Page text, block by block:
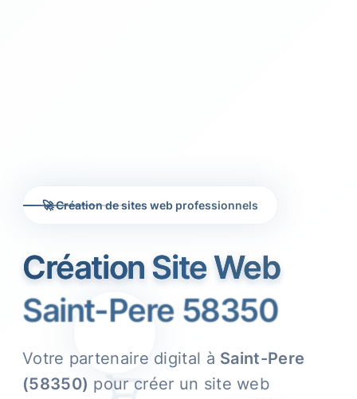
🚀 Création de sites web professionnels
Création Site Web
Saint-Pere 58350
Votre partenaire digital à Saint-Pere
(58350) pour créer un site web